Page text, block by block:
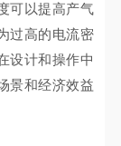
可以提高产气
过高的电流密
设计和操作中
景和经济效益